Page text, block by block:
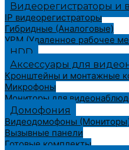
Видеорегистраторы и
IP видеорегистраторы
Гибридные (Аналоговые)
УРМ (Удаленное рабочее
HDD
Аксессуары для
Кронштейны и монтажные
Микрофоны
Мониторы для
Домофония
Видеодомофоны
Вызывные панели
Готовые комплекты